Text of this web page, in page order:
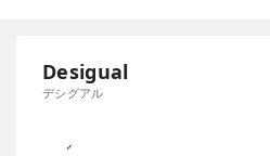
Desigual
デシグアル